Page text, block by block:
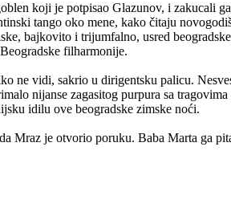
koji je potpisao Glazunov, i zakucali
tango oko mene, kako čitaju
bajkovito i trijumfalno, usred
filharmonije.
ne vidi, sakrio u dirigentsku palicu.
nijanse zagasitog purpura sa
idilu ove beogradske zimske noći.
Mraz je otvorio poruku. Baba Marta ga